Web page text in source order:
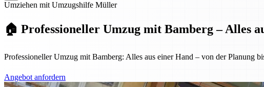
Umziehen mit Umzugshilfe Müller
🏠 Professioneller Umzug mit Bamberg – Alles
Professioneller Umzug mit Bamberg: Alles aus einer Hand – von der Planung
Angebot anfordern